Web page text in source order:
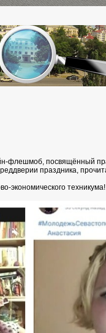
флешмоб, посвящённый
праздника,
экономического техникума!